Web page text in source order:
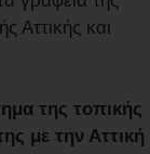
Αττικής και
της τοπικής
με την Αττική